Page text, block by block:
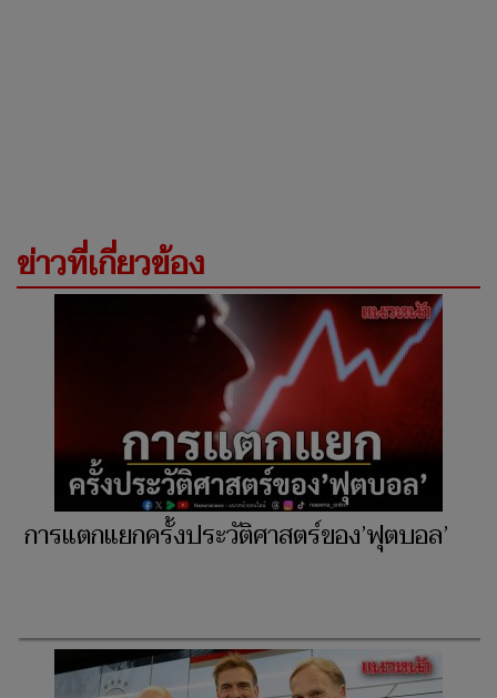
ข่าวที่เกี่ยวข้อง
การแตกแยกครั้งประวัติศาสตร์ของ’ฟุตบอล’